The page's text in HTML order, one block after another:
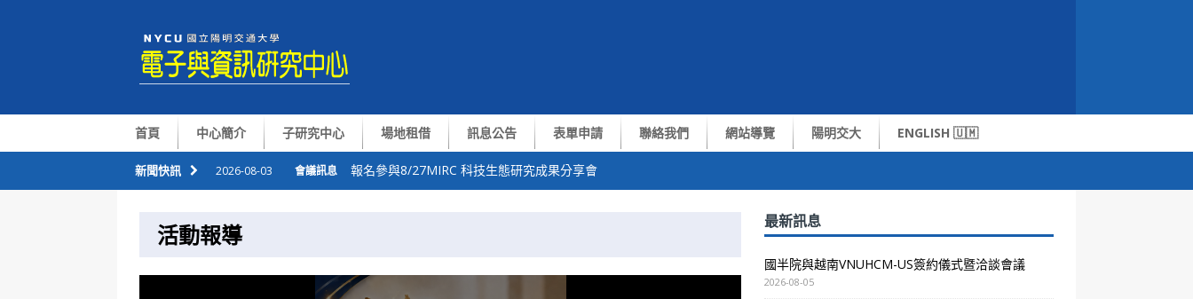
首頁 中心簡介 子研究中心 場地租借 訊息公告 表單申請 聯絡我們 網站導覽 陽明交大 ENGLISH 🇺🇲
新聞快訊 2026-08-03 會議訊息 報名參與8/27MIRC 科技生態研究成果分享會
2026-07-06
會議訊息 整合感測與通訊技術交流會
活動報導 最新訊息
國半院與越南VNUHCM-US簽約儀式暨洽談會議
2026-08-05